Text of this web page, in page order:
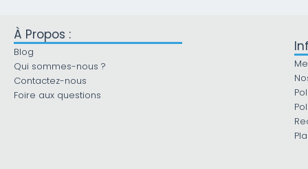
À Propos :
Blog
Qui sommes-nous ?
Contactez-nous
Foire aux questions